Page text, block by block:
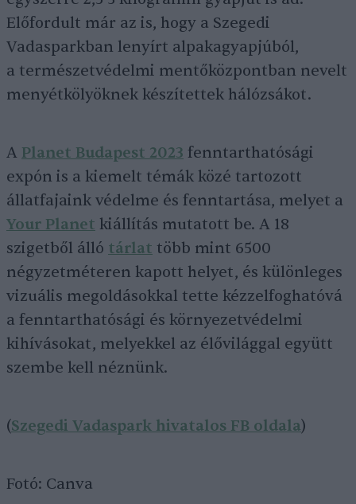
Előfordult már az is, hogy a Szegedi
Vadasparkban lenyírt alpakagyapjúból,
a természetvédelmi mentőközpontban nevelt
menyétkölyöknek készítettek hálózsákot.
A Planet Budapest 2023 fenntarthatósági
expón is a kiemelt témák közé tartozott
állatfajaink védelme és fenntartása, melyet a
Your Planet kiállítás mutatott be. A 18
szigetből álló tárlat több mint 6500
négyzetméteren kapott helyet, és különleges
vizuális megoldásokkal tette kézzelfoghatóvá
a fenntarthatósági és környezetvédelmi
kihívásokat, melyekkel az élővilággal együtt
szembe kell néznünk.
(Szegedi Vadaspark hivatalos FB oldala)
Fotó: Canva